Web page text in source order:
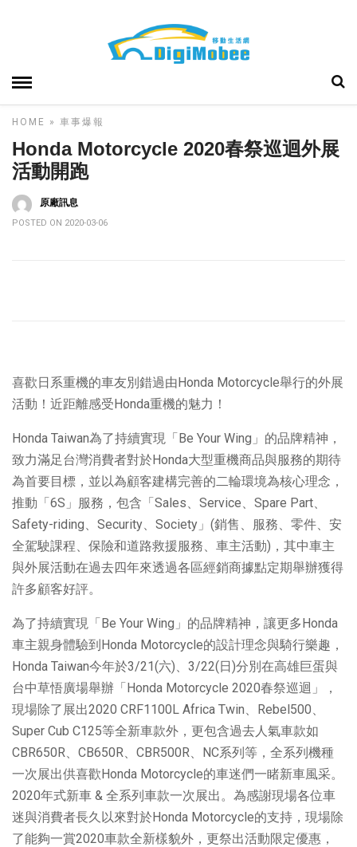
HOME » 車事爆報
Honda Motorcycle 2020春祭巡迴外展
活動開跑
原廠訊息
POSTED ON 2020-03-06
喜歡日系重機的車友別錯過由Honda Motorcycle舉行的外展
活動！近距離感受Honda重機的魅力！
Honda Taiwan為了持續實現「Be Your Wing」的品牌精神，
致力滿足台灣消費者對於Honda大型重機商品與服務的期待
為首要目標，並以為顧客建構完善的二輪環境為核心理念，
推動「6S」服務，包含「Sales、Service、Spare Part、
Safety-riding、Security、Society」(銷售、服務、零件、安
全駕駛課程、保險和道路救援服務、車主活動)，其中車主
與外展活動在過去四年來透過各區經銷商據點定期舉辦獲得
許多顧客好評。
為了持續實現「Be Your Wing」的品牌精神，讓更多Honda
車主親身體驗到Honda Motorcycle的設計理念與騎行樂趣，
Honda Taiwan今年於3/21(六)、3/22(日)分別在高雄巨蛋與
台中草悟廣場舉辦「Honda Motorcycle 2020春祭巡迴」，
現場除了展出2020 CRF1100L Africa Twin、Rebel500、
Super Cub C125等全新車款外，更包含過去人氣車款如
CBR650R、CB650R、CBR500R、NC系列等，全系列機種
一次展出供喜歡Honda Motorcycle的車迷們一睹新車風采。
2020年式新車 & 全系列車款一次展出。為感謝現場各位車
迷與消費者長久以來對於Honda Motorcycle的支持，現場除
了能夠一賞2020車款全新樣貌外，更祭出活動限定優惠，